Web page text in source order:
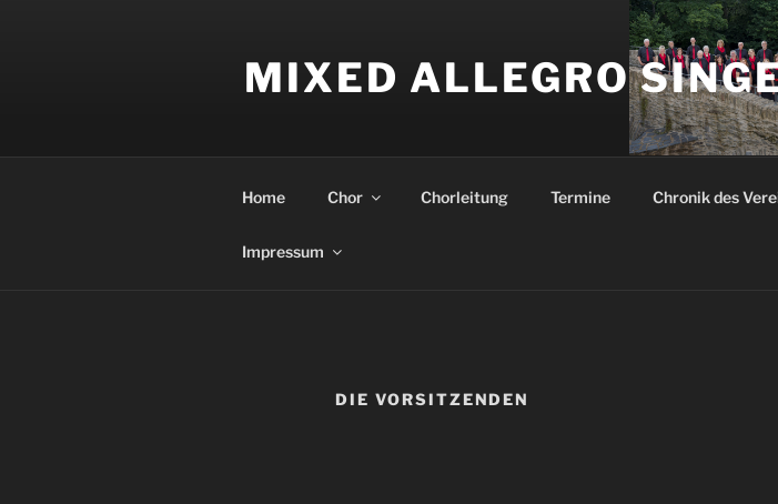
MIXED ALLEGRO
Home Chor Chorleitung Termine Chronik des
Impressum
DIE VORSITZENDEN